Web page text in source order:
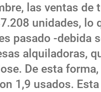
las ventas de
unidades, lo
pasado -debida
alquiladoras,
De esta
1,9 usados.